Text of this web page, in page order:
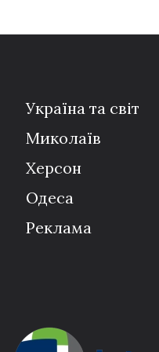
Україна та світ
Миколаїв
Херсон
Одеса
Реклама